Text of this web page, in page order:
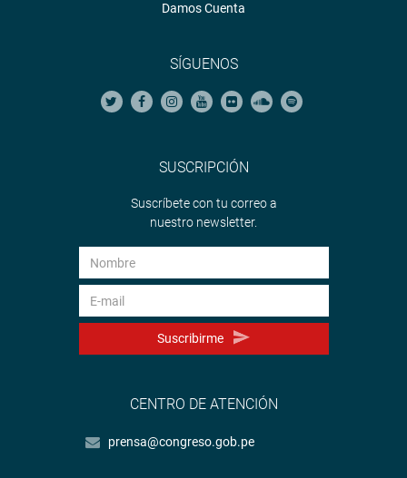
Damos Cuenta
SÍGUENOS
SUSCRIPCIÓN
Suscríbete con tu correo a
nuestro newsletter.
Suscribirme
CENTRO DE ATENCIÓN
prensa@congreso.gob.pe